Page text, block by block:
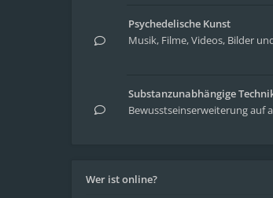
Psychedelische Kunst
Musik, Filme, Videos, Bilder
Substanzunabhängige
Bewusstseinserweiterung auf
Wer ist online?